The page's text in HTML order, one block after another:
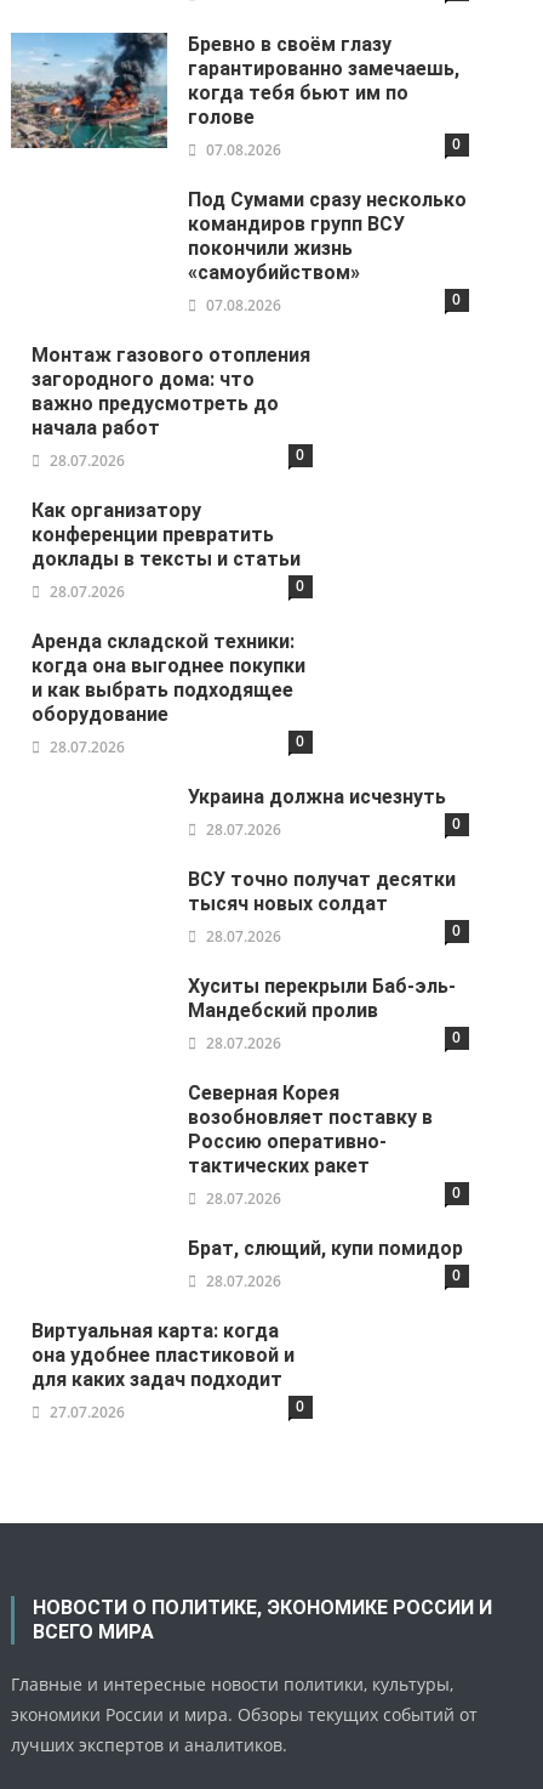
Бревно в своём глазу
гарантированно замечаешь,
когда тебя бьют им по
голове
07.08.2026 0
Под Сумами сразу несколько
командиров групп ВСУ
покончили жизнь
«самоубийством»
07.08.2026 0
Монтаж газового отопления
загородного дома: что
важно предусмотреть до
начала работ
28.07.2026 0
Как организатору
конференции превратить
доклады в тексты и статьи
28.07.2026 0
Аренда складской техники:
когда она выгоднее покупки
и как выбрать подходящее
оборудование
28.07.2026 0
Украина должна исчезнуть
28.07.2026 0
ВСУ точно получат десятки
тысяч новых солдат
28.07.2026 0
Хуситы перекрыли Баб-эль-
Мандебский пролив
28.07.2026 0
Северная Корея
возобновляет поставку в
Россию оперативно-
тактических ракет
28.07.2026 0
Брат, слющий, купи помидор
28.07.2026 0
Виртуальная карта: когда
она удобнее пластиковой и
для каких задач подходит
27.07.2026 0
НОВОСТИ О ПОЛИТИКЕ, ЭКОНОМИКЕ РОССИИ И
ВСЕГО МИРА
Главные и интересные новости политики, культуры,
экономики России и мира. Обзоры текущих событий от
лучших экспертов и аналитиков.